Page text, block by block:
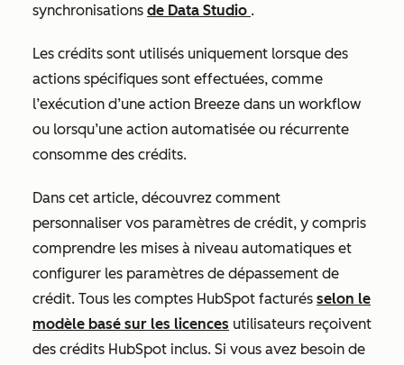
synchronisations de Data Studio .
Les crédits sont utilisés uniquement lorsque des
actions spécifiques sont effectuées, comme
l’exécution d’une action Breeze dans un workflow
ou lorsqu’une action automatisée ou récurrente
consomme des crédits.
Dans cet article, découvrez comment
personnaliser vos paramètres de crédit, y compris
comprendre les mises à niveau automatiques et
configurer les paramètres de dépassement de
crédit. Tous les comptes HubSpot facturés selon le
modèle basé sur les licences utilisateurs reçoivent
des crédits HubSpot inclus. Si vous avez besoin de